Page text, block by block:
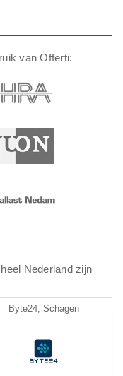
van Offerti:
Nederland zijn
Byte24, Schagen